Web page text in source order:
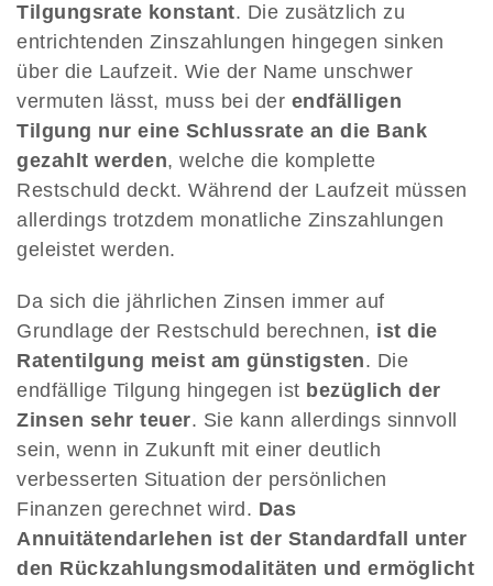
Tilgungsrate konstant. Die zusätzlich zu
entrichtenden Zinszahlungen hingegen sinken
über die Laufzeit. Wie der Name unschwer
vermuten lässt, muss bei der endfälligen
Tilgung nur eine Schlussrate an die Bank
gezahlt werden, welche die komplette
Restschuld deckt. Während der Laufzeit müssen
allerdings trotzdem monatliche Zinszahlungen
geleistet werden.
Da sich die jährlichen Zinsen immer auf
Grundlage der Restschuld berechnen, ist die
Ratentilgung meist am günstigsten. Die
endfällige Tilgung hingegen ist bezüglich der
Zinsen sehr teuer. Sie kann allerdings sinnvoll
sein, wenn in Zukunft mit einer deutlich
verbesserten Situation der persönlichen
Finanzen gerechnet wird. Das
Annuitätendarlehen ist der Standardfall unter
den Rückzahlungsmodalitäten und ermöglicht